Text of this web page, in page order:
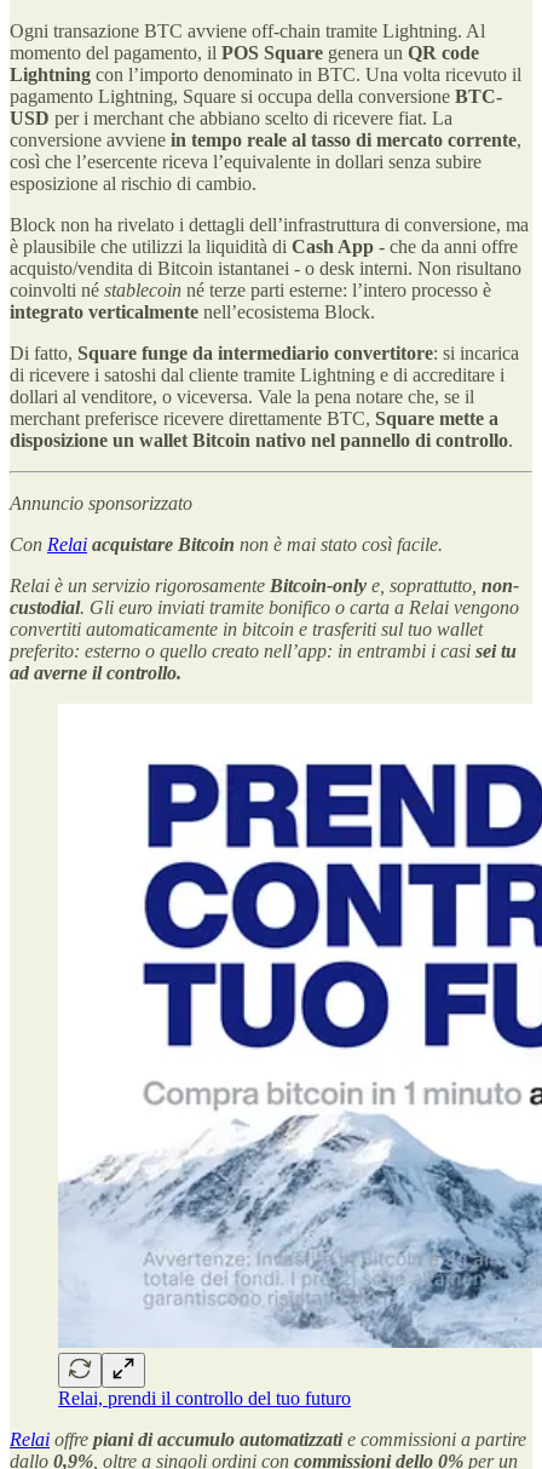
Ogni transazione BTC avviene off-chain tramite Lightning. Al
momento del pagamento, il POS Square genera un QR code
Lightning con l’importo denominato in BTC. Una volta ricevuto il
pagamento Lightning, Square si occupa della conversione BTC-
USD per i merchant che abbiano scelto di ricevere fiat. La
conversione avviene in tempo reale al tasso di mercato corrente,
così che l’esercente riceva l’equivalente in dollari senza subire
esposizione al rischio di cambio.
Block non ha rivelato i dettagli dell’infrastruttura di conversione, ma
è plausibile che utilizzi la liquidità di Cash App - che da anni offre
acquisto/vendita di Bitcoin istantanei - o desk interni. Non risultano
coinvolti né stablecoin né terze parti esterne: l’intero processo è
integrato verticalmente nell’ecosistema Block.
Di fatto, Square funge da intermediario convertitore: si incarica
di ricevere i satoshi dal cliente tramite Lightning e di accreditare i
dollari al venditore, o viceversa. Vale la pena notare che, se il
merchant preferisce ricevere direttamente BTC, Square mette a
disposizione un wallet Bitcoin nativo nel pannello di controllo.
Annuncio sponsorizzato
Con Relai acquistare Bitcoin non è mai stato così facile.
Relai è un servizio rigorosamente Bitcoin-only e, soprattutto, non-
custodial. Gli euro inviati tramite bonifico o carta a Relai vengono
convertiti automaticamente in bitcoin e trasferiti sul tuo wallet
preferito: esterno o quello creato nell’app: in entrambi i casi sei tu
ad averne il controllo.
Relai, prendi il controllo del tuo futuro
Relai offre piani di accumulo automatizzatie commissioni a partire
dallo 0,9% , oltre a singoli ordini con commissioni dello 0% per un